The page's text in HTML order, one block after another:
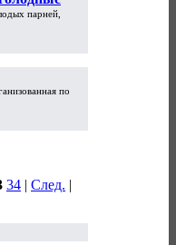
парней,
по
34 | След. |